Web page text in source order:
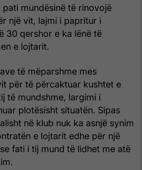
pati mundësinë të rinovojë
një vit, lajmi i papritur i
30 qershor e ka lënë të
e lojtarit.
të mëparshme mes
për të përcaktuar kushtet e
të mundshme, largimi i
plotësisht situatën. Sipas
në klub nuk ka asnjë synim
e lojtarit edhe për një
fati i tij mund të lidhet me atë